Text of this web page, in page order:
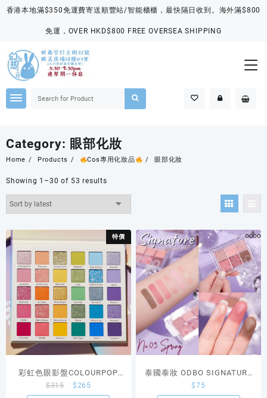
Skip
香港本地滿$350免運費寄送順豐站/智能櫃櫃，最快隔日收到。海外滿$800
免運，OVER HKD$800 FREE OVERSEA SHIPPING
Category: 眼部化妝
Home Products Cos專用化妝品 眼部化妝
Showing 1–30 of 53 results
特價
彩虹色眼影盤COLOURPOP
fade into hue
$315 $265
泰國泰妝 ODBO SIGNATURE
EYESHADOW PALETTE 03色
$75